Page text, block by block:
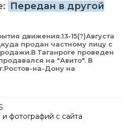
Передан в другой
движения.13-15(?)Августа
продан частному лицу с
Таганроге проведен
на "Авито". В
на-Дону на
фотографий с сайта